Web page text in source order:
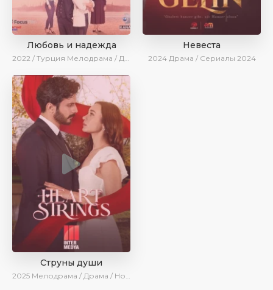
Любовь и надежда
2022 / Турция Мелодрама / Драма / BeniAffet
Невеста
2024 Драма / Сериалы 2024
Струны души
2025 Мелодрама / Драма / Новинки / Сериалы 2025